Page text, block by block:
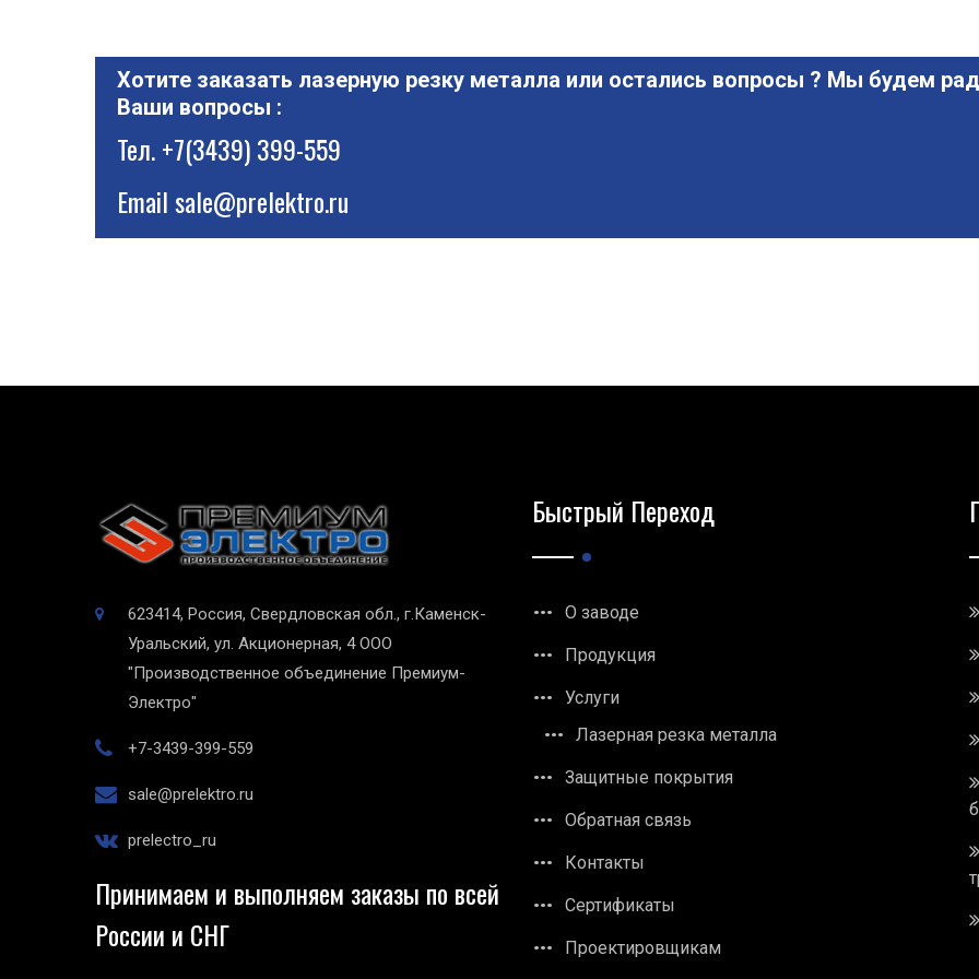
Хотите заказать лазерную резку металла или остались вопросы ? Мы будем
Ваши вопросы :
Тел.+7(3439) 399-559
Emailsale@prelektro.ru
623414, Россия, Свердловская обл., г.Каменск-
Уральский, ул. Акционерная, 4 ООО
"Производственное объединение Премиум-
Электро"
+7-3439-399-559
sale@prelektro.ru
prelectro_ru
Принимаем и выполняем заказы по всей
России и СНГ
Быстрый Переход
О заводе
Продукция
Услуги
Лазерная резка металла
Защитные покрытия
Обратная связь
Контакты
Сертификаты
Проектировщикам